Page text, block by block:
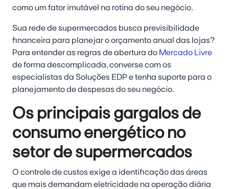
como um fator imutável na rotina do seu negócio.
Sua rede de supermercados busca previsibilidade
financeira para planejar o orçamento anual das lojas?
Para entender as regras de abertura do Mercado Livre
de forma descomplicada, converse com os
especialistas da Soluções EDP e tenha suporte para o
planejamento de despesas do seu negócio.
Os principais gargalos de
consumo energético no
setor de supermercados
O controle de custos exige a identificação das áreas
que mais demandam eletricidade na operação diária